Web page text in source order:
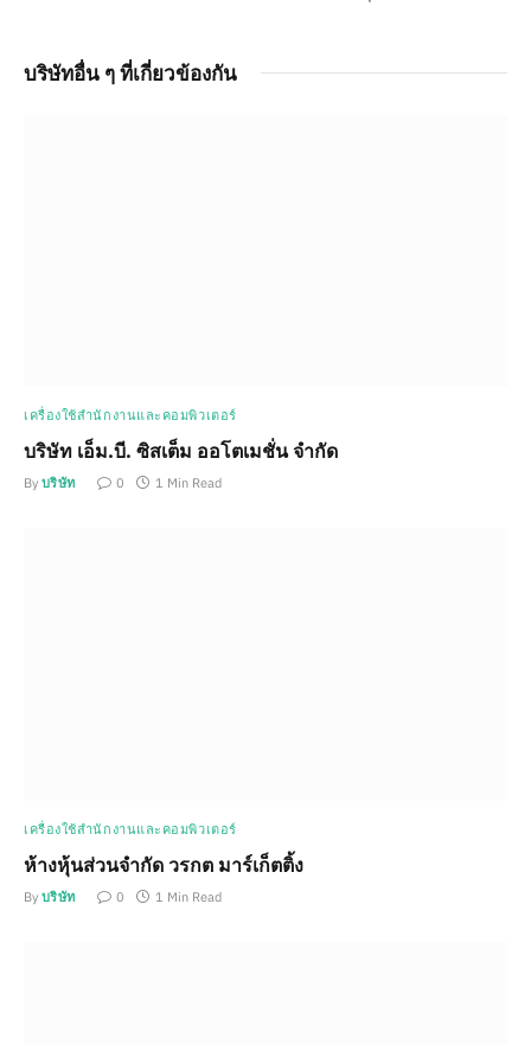
บริษัทอื่น ๆ ที่เกี่ยวข้องกัน
เครื่องใช้สำนักงานและคอมพิวเตอร์
บริษัท เอ็ม.บี. ซิสเต็ม ออโตเมชั่น จำกัด
By บริษัท 0 1 Min Read
เครื่องใช้สำนักงานและคอมพิวเตอร์
ห้างหุ้นส่วนจำกัด วรกต มาร์เก็ตติ้ง
By บริษัท 0 1 Min Read